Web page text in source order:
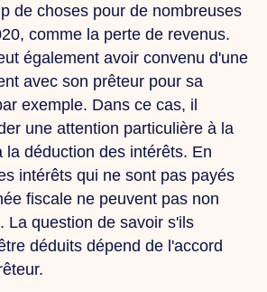
de choses pour de nombreuses
comme la perte de revenus.
également avoir convenu d'une
avec son prêteur pour sa
exemple. Dans ce cas, il
une attention particulière à la
la déduction des intérêts. En
intérêts qui ne sont pas payés
fiscale ne peuvent pas non
La question de savoir s'ils
déduits dépend de l'accord